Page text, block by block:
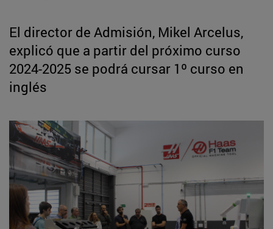
El director de Admisión, Mikel Arcelus,
explicó que a partir del próximo curso
2024-2025 se podrá cursar 1º curso en
inglés